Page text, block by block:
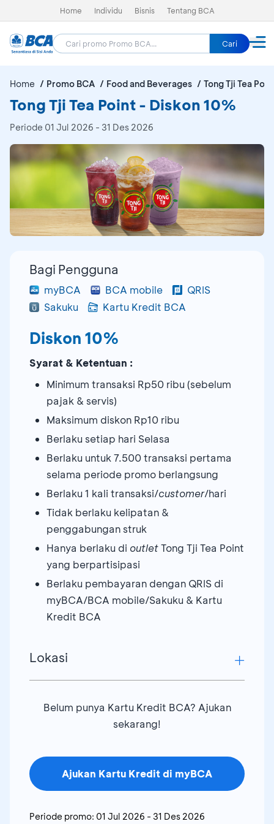
Home Individu Bisnis Tentang BCA
Cari
Home Promo BCA Food and Beverages Tong Tji Tea
Tong Tji Tea Point - Diskon 10%
Periode 01 Jul 2026 - 31 Des 2026
Bagi Pengguna
myBCA BCA mobile
QRIS
Sakuku
Kartu Kredit BCA
Diskon 10%
Syarat & Ketentuan :
Minimum transaksi Rp50 ribu (sebelum
pajak & servis)
Maksimum diskon Rp10 ribu
Berlaku setiap hari Selasa
Berlaku untuk 7.500 transaksi pertama
selama periode promo berlangsung
Berlaku 1 kali transaksi/customer/hari
Tidak berlaku kelipatan &
penggabungan struk
Hanya berlaku di outletTong Tji Tea Point
yang berpartisipasi
Berlaku pembayaran dengan QRIS di
myBCA/BCA mobile/Sakuku & Kartu
Kredit BCA
Lokasi
Tong Tji Tea Point Suncity Madiun – Kediri
Tong Tji Tea Point Yogya Junction – Cirebon
Tong Tji Tea Point Asia Plaza Tasik - Cirebon
Tong Tji Tea Point Pasifik Lt3 - Tegal
Tong Tji Tea Point Yogya - Tegal
Belum punya Kartu Kredit BCA? Ajukan
sekarang!
Ajukan Kartu Kredit di myBCA
Periode promo: 01 Jul 2026 - 31 Des 2026